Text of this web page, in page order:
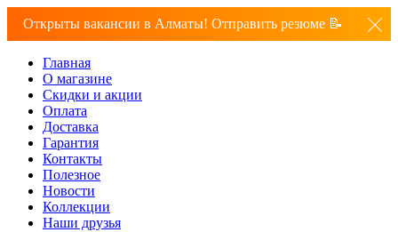
Открыты вакансии в Алматы! Отправить резюме 📝
Главная
О магазине
Скидки и акции
Оплата
Доставка
Гарантия
Контакты
Полезное
Новости
Коллекции
Наши друзья